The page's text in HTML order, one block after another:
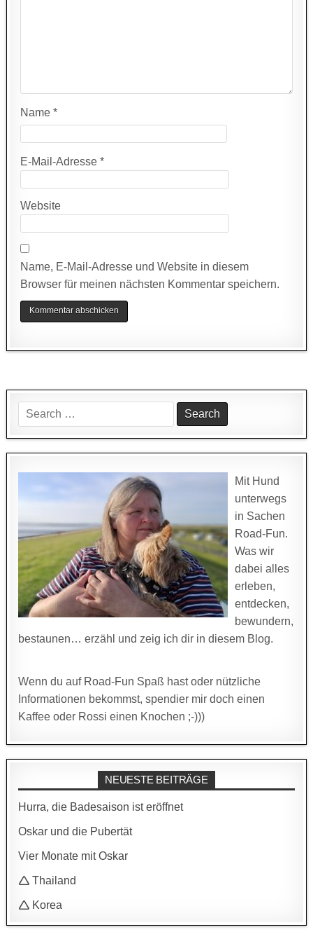
Name*
E-Mail-Adresse*
Website
Name, E-Mail-Adresse und Website in diesem
Browser für meinen nächsten Kommentar speichern.
Search
for:
Mit Hund
unterwegs
in Sachen
Road-Fun.
Was wir
dabei alles
erleben,
entdecken,
bewundern,
bestaunen… erzähl und zeig ich dir in diesem Blog.
Wenn du auf Road-Fun Spaß hast oder nützliche
Informationen bekommst, spendier mir doch einen
Kaffee oder Rossi einen Knochen ;-)))
NEUESTE BEITRÄGE
Hurra, die Badesaison ist eröffnet
Oskar und die Pubertät
Vier Monate mit Oskar
🛆 Thailand
🛆 Korea